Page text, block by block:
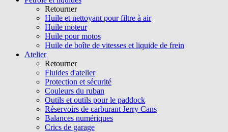
Retourner
Huile et nettoyant pour filtre à air
Huile moteur
Huile pour motos
Huile de boîte de vitesses et liquide de frein
Atelier
Retourner
Fluides d'atelier
Protection et sécurité
Couleurs du ruban
Outils et outils pour le paddock
Réservoirs de carburant Jerry Cans
Balances numériques
Crics de garage